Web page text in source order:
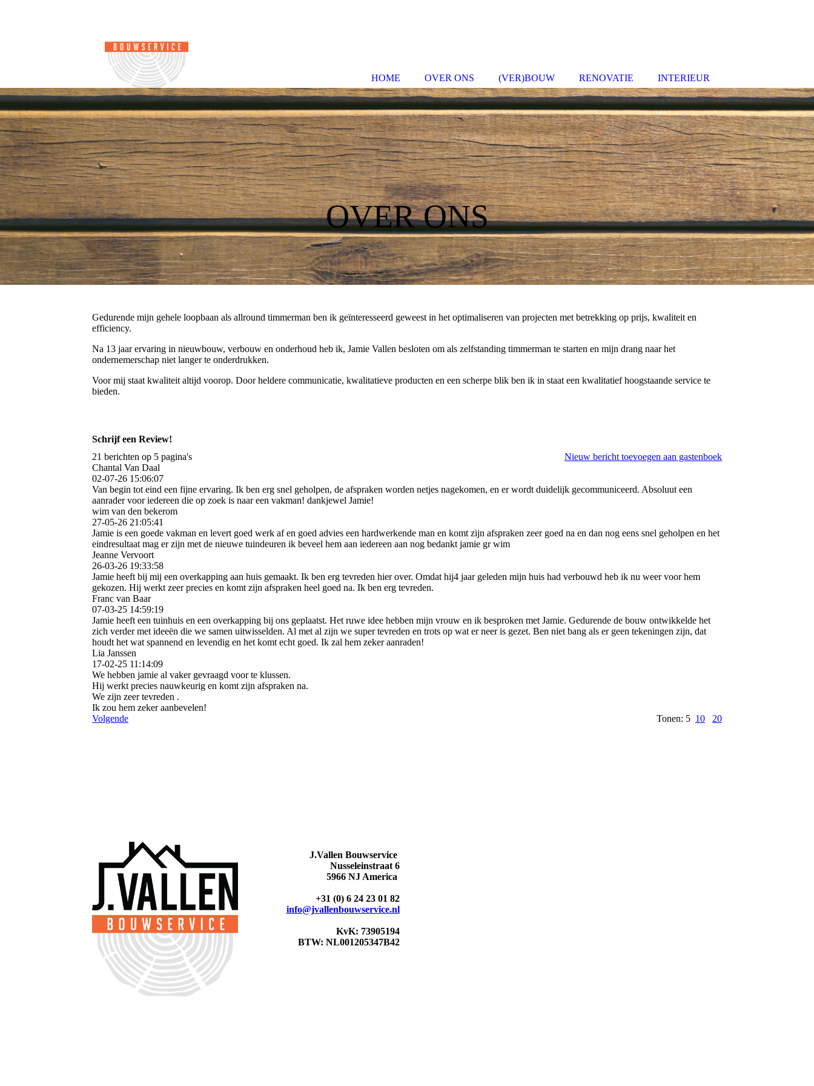
OVER ONS
Gedurende mijn gehele loopbaan als allround timmerman ben ik geïnteresseerd geweest in het optimaliseren van projecten met betrekking op prijs, kwaliteit en
efficiency.
Na 13 jaar ervaring in nieuwbouw, verbouw en onderhoud heb ik, Jamie Vallen besloten om als zelfstanding timmerman te starten en mijn drang naar het
ondernemerschap niet langer te onderdrukken.
Voor mij staat kwaliteit altijd voorop. Door heldere communicatie, kwalitatieve producten en een scherpe blik ben ik in staat een kwalitatief hoogstaande service te
bieden.
Schrijf een Review!
21 berichten op 5 pagina's
Nieuw bericht toevoegen aan gastenboek
Chantal Van Daal
02-07-26 15:06:07
Van begin tot eind een fijne ervaring. Ik ben erg snel geholpen, de afspraken worden netjes nagekomen, en er wordt duidelijk gecommuniceerd. Absoluut een
aanrader voor iedereen die op zoek is naar een vakman! dankjewel Jamie!
wim van den bekerom
27-05-26 21:05:41
Jamie is een goede vakman en levert goed werk af en goed advies een hardwerkende man en komt zijn afspraken zeer goed na en dan nog eens snel geholpen en het
eindresultaat mag er zijn met de nieuwe tuindeuren ik beveel hem aan iedereen aan nog bedankt jamie gr wim
Jeanne Vervoort
26-03-26 19:33:58
Jamie heeft bij mij een overkapping aan huis gemaakt. Ik ben erg tevreden hier over. Omdat hij4 jaar geleden mijn huis had verbouwd heb ik nu weer voor hem
gekozen. Hij werkt zeer precies en komt zijn afspraken heel goed na. Ik ben erg tevreden.
Franc van Baar
07-03-25 14:59:19
Jamie heeft een tuinhuis en een overkapping bij ons geplaatst. Het ruwe idee hebben mijn vrouw en ik besproken met Jamie. Gedurende de bouw ontwikkelde het
zich verder met ideeën die we samen uitwisselden. Al met al zijn we super tevreden en trots op wat er neer is gezet. Ben niet bang als er geen tekeningen zijn, dat
houdt het wat spannend en levendig en het komt echt goed. Ik zal hem zeker aanraden!
Lia Janssen
17-02-25 11:14:09
We hebben jamie al vaker gevraagd voor te klussen.
Hij werkt precies nauwkeurig en komt zijn afspraken na.
We zijn zeer tevreden .
Ik zou hem zeker aanbevelen!
Volgende
Tonen: 5 10 20
J.Vallen Bouwservice
Nusseleinstraat 6
5966 NJ America
+31 (0) 6 24 23 01 82
info@jvallenbouwservice.nl
KvK: 73905194
BTW: NL001205347B42
HOME OVER ONS (VER)BOUW RENOVATIE INTERIEUR